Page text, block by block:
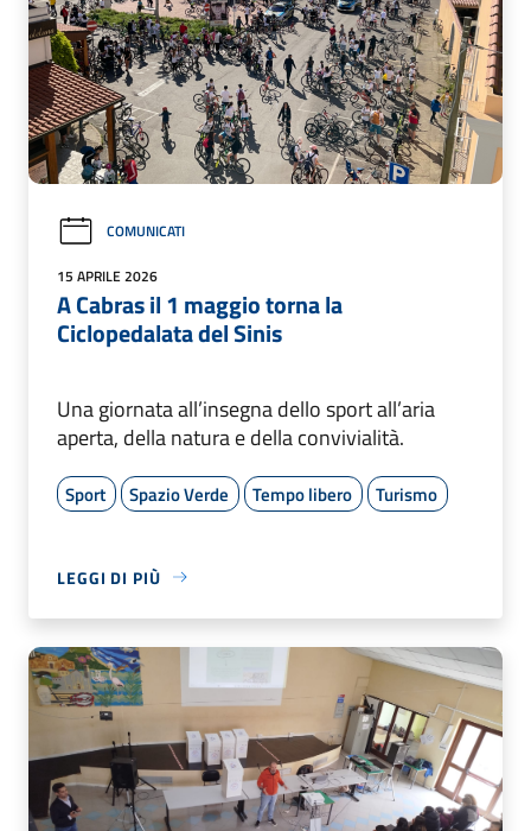
COMUNICATI
15 APRILE 2026
A Cabras il 1 maggio torna la
Ciclopedalata del Sinis
Una giornata all’insegna dello sport all’aria
aperta, della natura e della convivialità.
Sport Spazio Verde Tempo libero Turismo
LEGGI DI PIÙ